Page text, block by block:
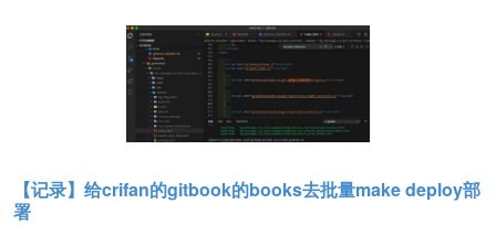
【记录】给crifan的gitbook的books去批量make deploy部
署